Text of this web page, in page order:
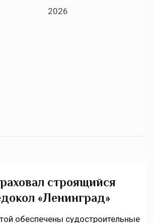
2026
строящийся
«Ленинград»
обеспечены судостроительные